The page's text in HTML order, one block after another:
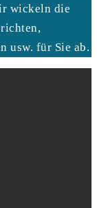
wickeln die
usw. für Sie ab.